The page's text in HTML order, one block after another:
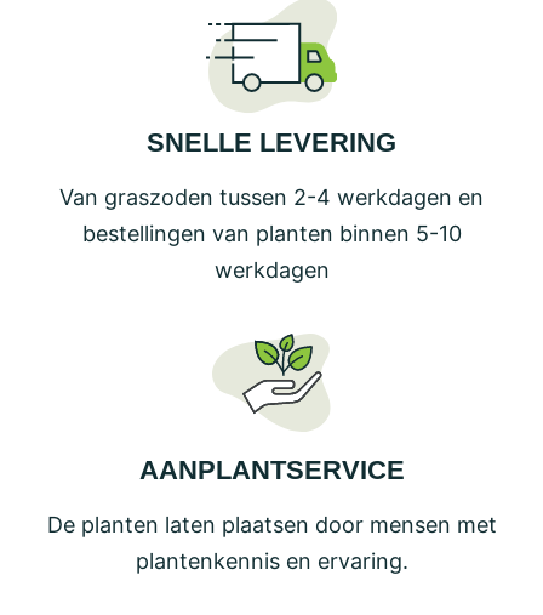
SNELLE LEVERING
Van graszoden tussen 2-4 werkdagen en
bestellingen van planten binnen 5-10
werkdagen
AANPLANTSERVICE
De planten laten plaatsen door mensen met
plantenkennis en ervaring.